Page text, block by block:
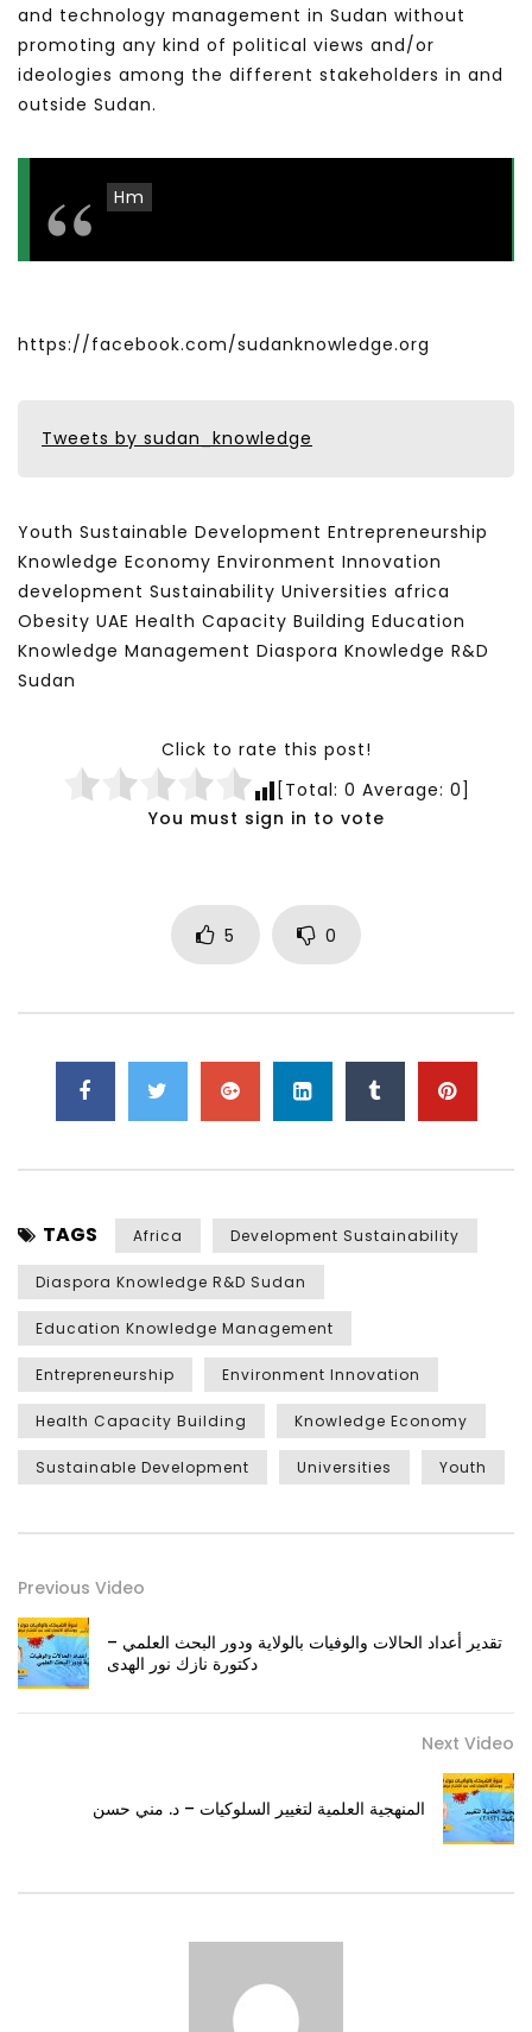
and technology management in Sudan without
promoting any kind of political views and/or
ideologies among the different stakeholders in and
outside Sudan.
Hm
https://facebook.com/sudanknowledge.org
Tweets by sudan_knowledge
Youth Sustainable Development Entrepreneurship
Knowledge Economy Environment Innovation
development Sustainability Universities africa
Obesity UAE Health Capacity Building Education
Knowledge Management Diaspora Knowledge R&D
Sudan
Click to rate this post!
[Total: 0 Average: 0]
You must sign in to vote
5 0
TAGS Africa Development Sustainability
Diaspora Knowledge R&D Sudan
Education Knowledge Management
Entrepreneurship Environment Innovation
Health Capacity Building Knowledge Economy
Sustainable Development Universities Youth
Previous Video
تقدير أعداد الحالات والوفيات بالولاية ودور البحث العلمي –
دكتورة نازك نور الهدى
Next Video
المنهجية العلمية لتغيير السلوكيات – د. مني حسن